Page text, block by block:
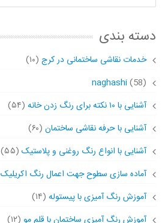
دسته بندی
خدمات نقاشی ساختمانی در کرج (۱۰)
naghashi(58)
آشنایی با ۱۰ نکته برای رنگ زدن خانه
(۵۴)
آشنایی با حرفه نقاشی ساختمان (۶۰)
آشنایی با انواع رنگ روغنی و پلاستیک (۵۵)
آماده سازی سطوح جهت اعمال رنگ اکریلیک
آموزش رنگ آمیزی با پیستوله (۱۴)
آموزش رنگ آمیزی ساختمان با قلم مو (۱۲)